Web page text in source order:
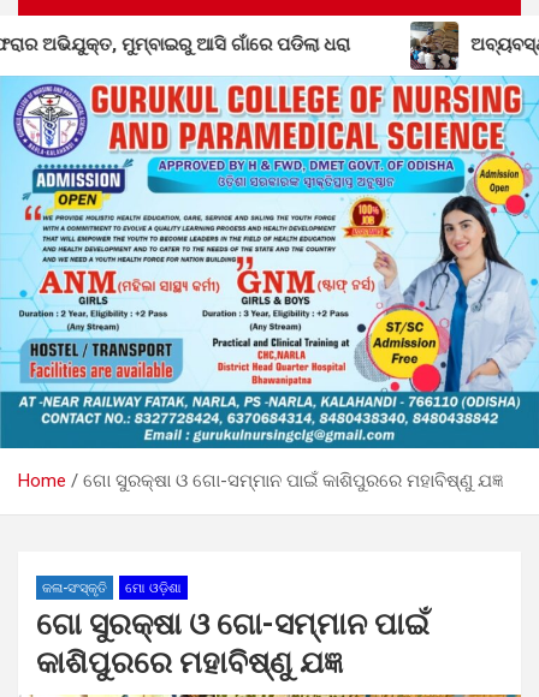
ଧରା ଅବ୍ୟବସ୍ଥାରେ ଡ଼ୁମେରପଡା ପ୍ରାଥମିକ ବିଦ୍ୟାଳୟ:
Home ଗୋ ସୁରକ୍ଷା ଓ ଗୋ-ସମ୍ମାନ ପାଇଁ କାଶିପୁରରେ ମହାବିଷ୍ଣୁ ଯଜ୍ଞ
କଳା-ସଂସ୍କୃତି ମୋ ଓଡ଼ିଶା
ଗୋ ସୁରକ୍ଷା ଓ ଗୋ-ସମ୍ମାନ ପାଇଁ
କାଶିପୁରରେ ମହାବିଷ୍ଣୁ ଯଜ୍ଞ